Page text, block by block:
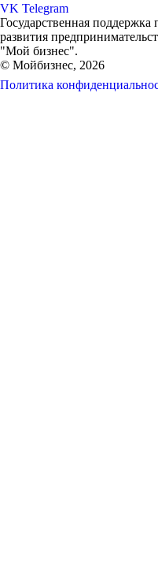
VK Telegram
Государственная
развития
"Мой бизнес".
© Мойбизнес, 2026
Политика